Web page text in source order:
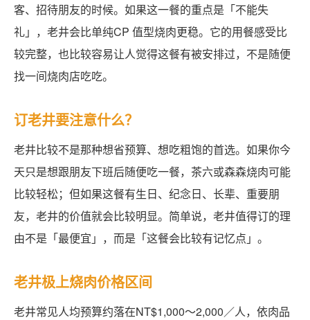
客、招待朋友的时候。如果这一餐的重点是「不能失
礼」，老井会比单纯CP 值型烧肉更稳。它的用餐感受比
较完整，也比较容易让人觉得这餐有被安排过，不是随便
找一间烧肉店吃吃。
订老井要注意什么？
老井比较不是那种想省预算、想吃粗饱的首选。如果你今
天只是想跟朋友下班后随便吃一餐，茶六或森森烧肉可能
比较轻松；但如果这餐有生日、纪念日、长辈、重要朋
友，老井的价值就会比较明显。简单说，老井值得订的理
由不是「最便宜」，而是「这餐会比较有记忆点」。
老井极上烧肉价格区间
老井常见人均预算约落在NT$1,000～2,000／人，依肉品